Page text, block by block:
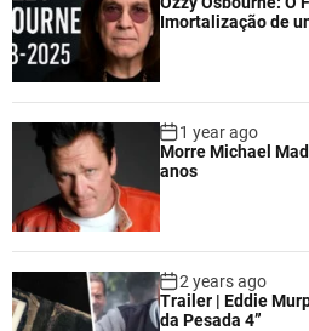
Imortalização de
1 year ago
Morre Michael
anos
2 years ago
Trailer | Eddie
da Pesada 4”